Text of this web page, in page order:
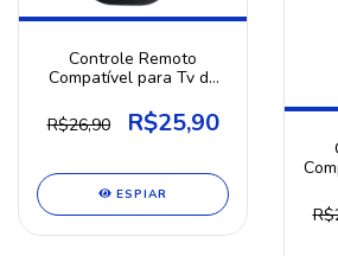
Controle Remoto
Compatível para Tv de
R$26,90
R$25,90
ESPIAR